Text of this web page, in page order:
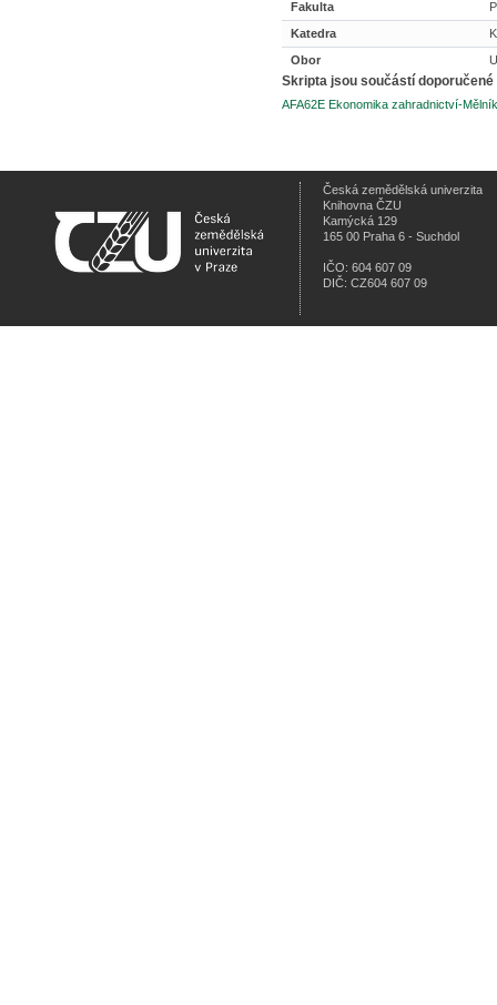
Fakulta
Katedra
Obor
Skripta jsou součástí
AFA62E Ekonomika zahradnictví-
Česká zemědělská univerzita
Knihovna ČZU
Kamýcká 129
165 00 Praha 6 - Suchdol
IČO: 604 607 09
DIČ: CZ604 607 09